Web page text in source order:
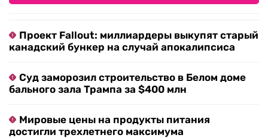
Проект Fallout: миллиардеры выкупят старый
канадский бункер на случай апокалипсиса
Суд заморозил строительство в Белом доме
бального зала Трампа за $400 млн
Мировые цены на продукты питания
достигли трехлетнего максимума